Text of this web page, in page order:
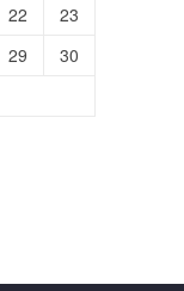
22
23
29
30